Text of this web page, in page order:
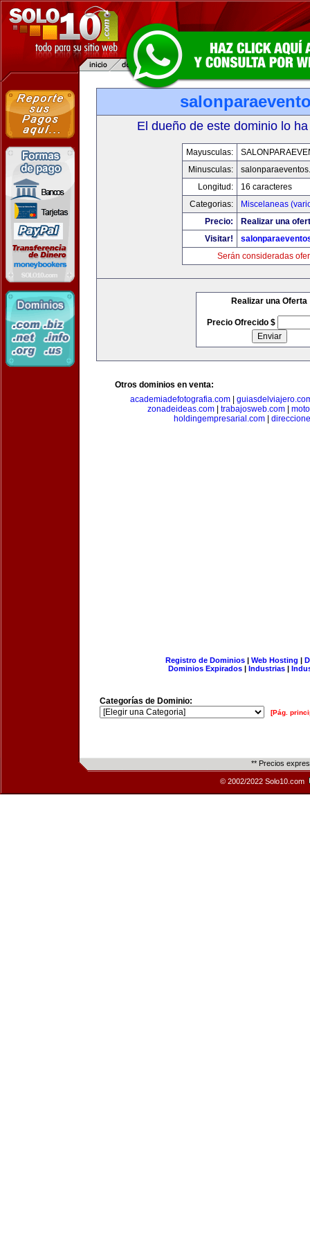
El dueño de este dominio lo
Mayusculas:
Minusculas:
Longitud:
16 caracteres
Categorias:
Miscelaneas
Precio:
Realizar una
Visitar!
Serán consideradas
Realizar una Oferta
Precio Ofrecido $
Otros dominios en venta:
academiadefotografia.com|
zonadeideas.com
trabajosweb.com
holdingempresarial.com|
Registro de Dominios| Web Hosting |
Dominios Expirados | Industrias |
Categorías de Dominio:
[Pág.
** Precios
© 2002/2022 Solo10.com